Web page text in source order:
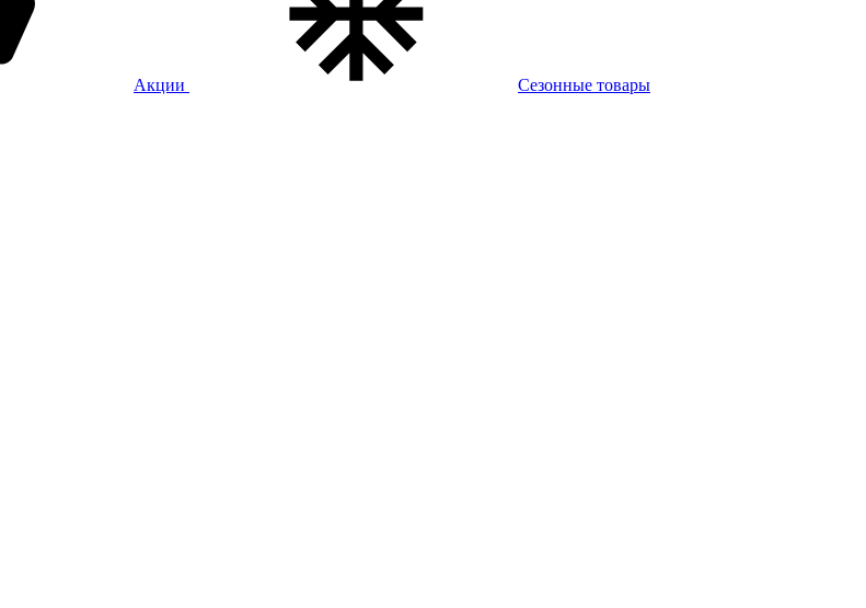
Акции Сезонные товары